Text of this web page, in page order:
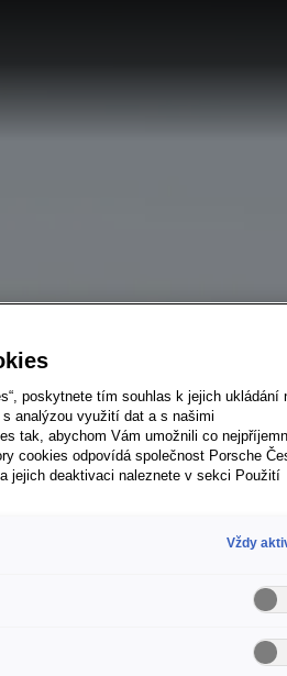
poskytnete tím souhlas k jejich ukládání
analýzou využití dat a s našimi
tak, abychom Vám umožnili co
cookies odpovídá společnost Porsche
jejich deaktivaci naleznete v sekci Použití
Vždy